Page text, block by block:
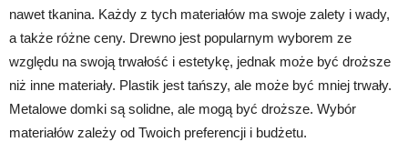
nawet tkanina. Każdy z tych materiałów ma swoje zalety i wady,
a także różne ceny. Drewno jest popularnym wyborem ze
względu na swoją trwałość i estetykę, jednak może być droższe
niż inne materiały. Plastik jest tańszy, ale może być mniej trwały.
Metalowe domki są solidne, ale mogą być droższe. Wybór
materiałów zależy od Twoich preferencji i budżetu.